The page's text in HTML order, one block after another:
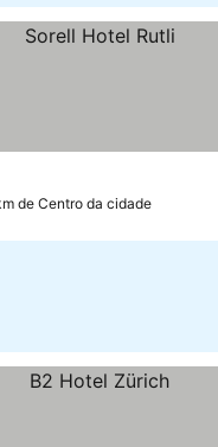
de Centro da cidade